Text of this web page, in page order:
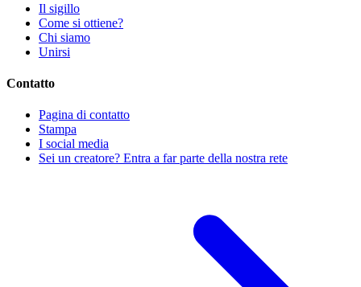
Il sigillo
Come si ottiene?
Chi siamo
Unirsi
Contatto
Pagina di contatto
Stampa
I social media
Sei un creatore? Entra a far parte della nostra rete